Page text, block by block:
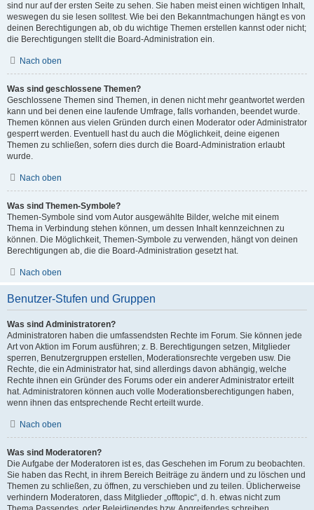
sind nur auf der ersten Seite zu sehen. Sie haben meist einen wichtigen Inhalt,
weswegen du sie lesen solltest. Wie bei den Bekanntmachungen hängt es von
deinen Berechtigungen ab, ob du wichtige Themen erstellen kannst oder nicht;
die Berechtigungen stellt die Board-Administration ein.
Nach oben
Was sind geschlossene Themen?
Geschlossene Themen sind Themen, in denen nicht mehr geantwortet werden
kann und bei denen eine laufende Umfrage, falls vorhanden, beendet wurde.
Themen können aus vielen Gründen durch einen Moderator oder Administrator
gesperrt werden. Eventuell hast du auch die Möglichkeit, deine eigenen
Themen zu schließen, sofern dies durch die Board-Administration erlaubt
wurde.
Nach oben
Was sind Themen-Symbole?
Themen-Symbole sind vom Autor ausgewählte Bilder, welche mit einem
Thema in Verbindung stehen können, um dessen Inhalt kennzeichnen zu
können. Die Möglichkeit, Themen-Symbole zu verwenden, hängt von deinen
Berechtigungen ab, die die Board-Administration gesetzt hat.
Nach oben
Benutzer-Stufen und Gruppen
Was sind Administratoren?
Administratoren haben die umfassendsten Rechte im Forum. Sie können jede
Art von Aktion im Forum ausführen; z. B. Berechtigungen setzen, Mitglieder
sperren, Benutzergruppen erstellen, Moderationsrechte vergeben usw. Die
Rechte, die ein Administrator hat, sind allerdings davon abhängig, welche
Rechte ihnen ein Gründer des Forums oder ein anderer Administrator erteilt
hat. Administratoren können auch volle Moderationsberechtigungen haben,
wenn ihnen das entsprechende Recht erteilt wurde.
Nach oben
Was sind Moderatoren?
Die Aufgabe der Moderatoren ist es, das Geschehen im Forum zu beobachten.
Sie haben das Recht, in ihrem Bereich Beiträge zu ändern und zu löschen und
Themen zu schließen, zu öffnen, zu verschieben und zu teilen. Üblicherweise
verhindern Moderatoren, dass Mitglieder „offtopic“, d. h. etwas nicht zum